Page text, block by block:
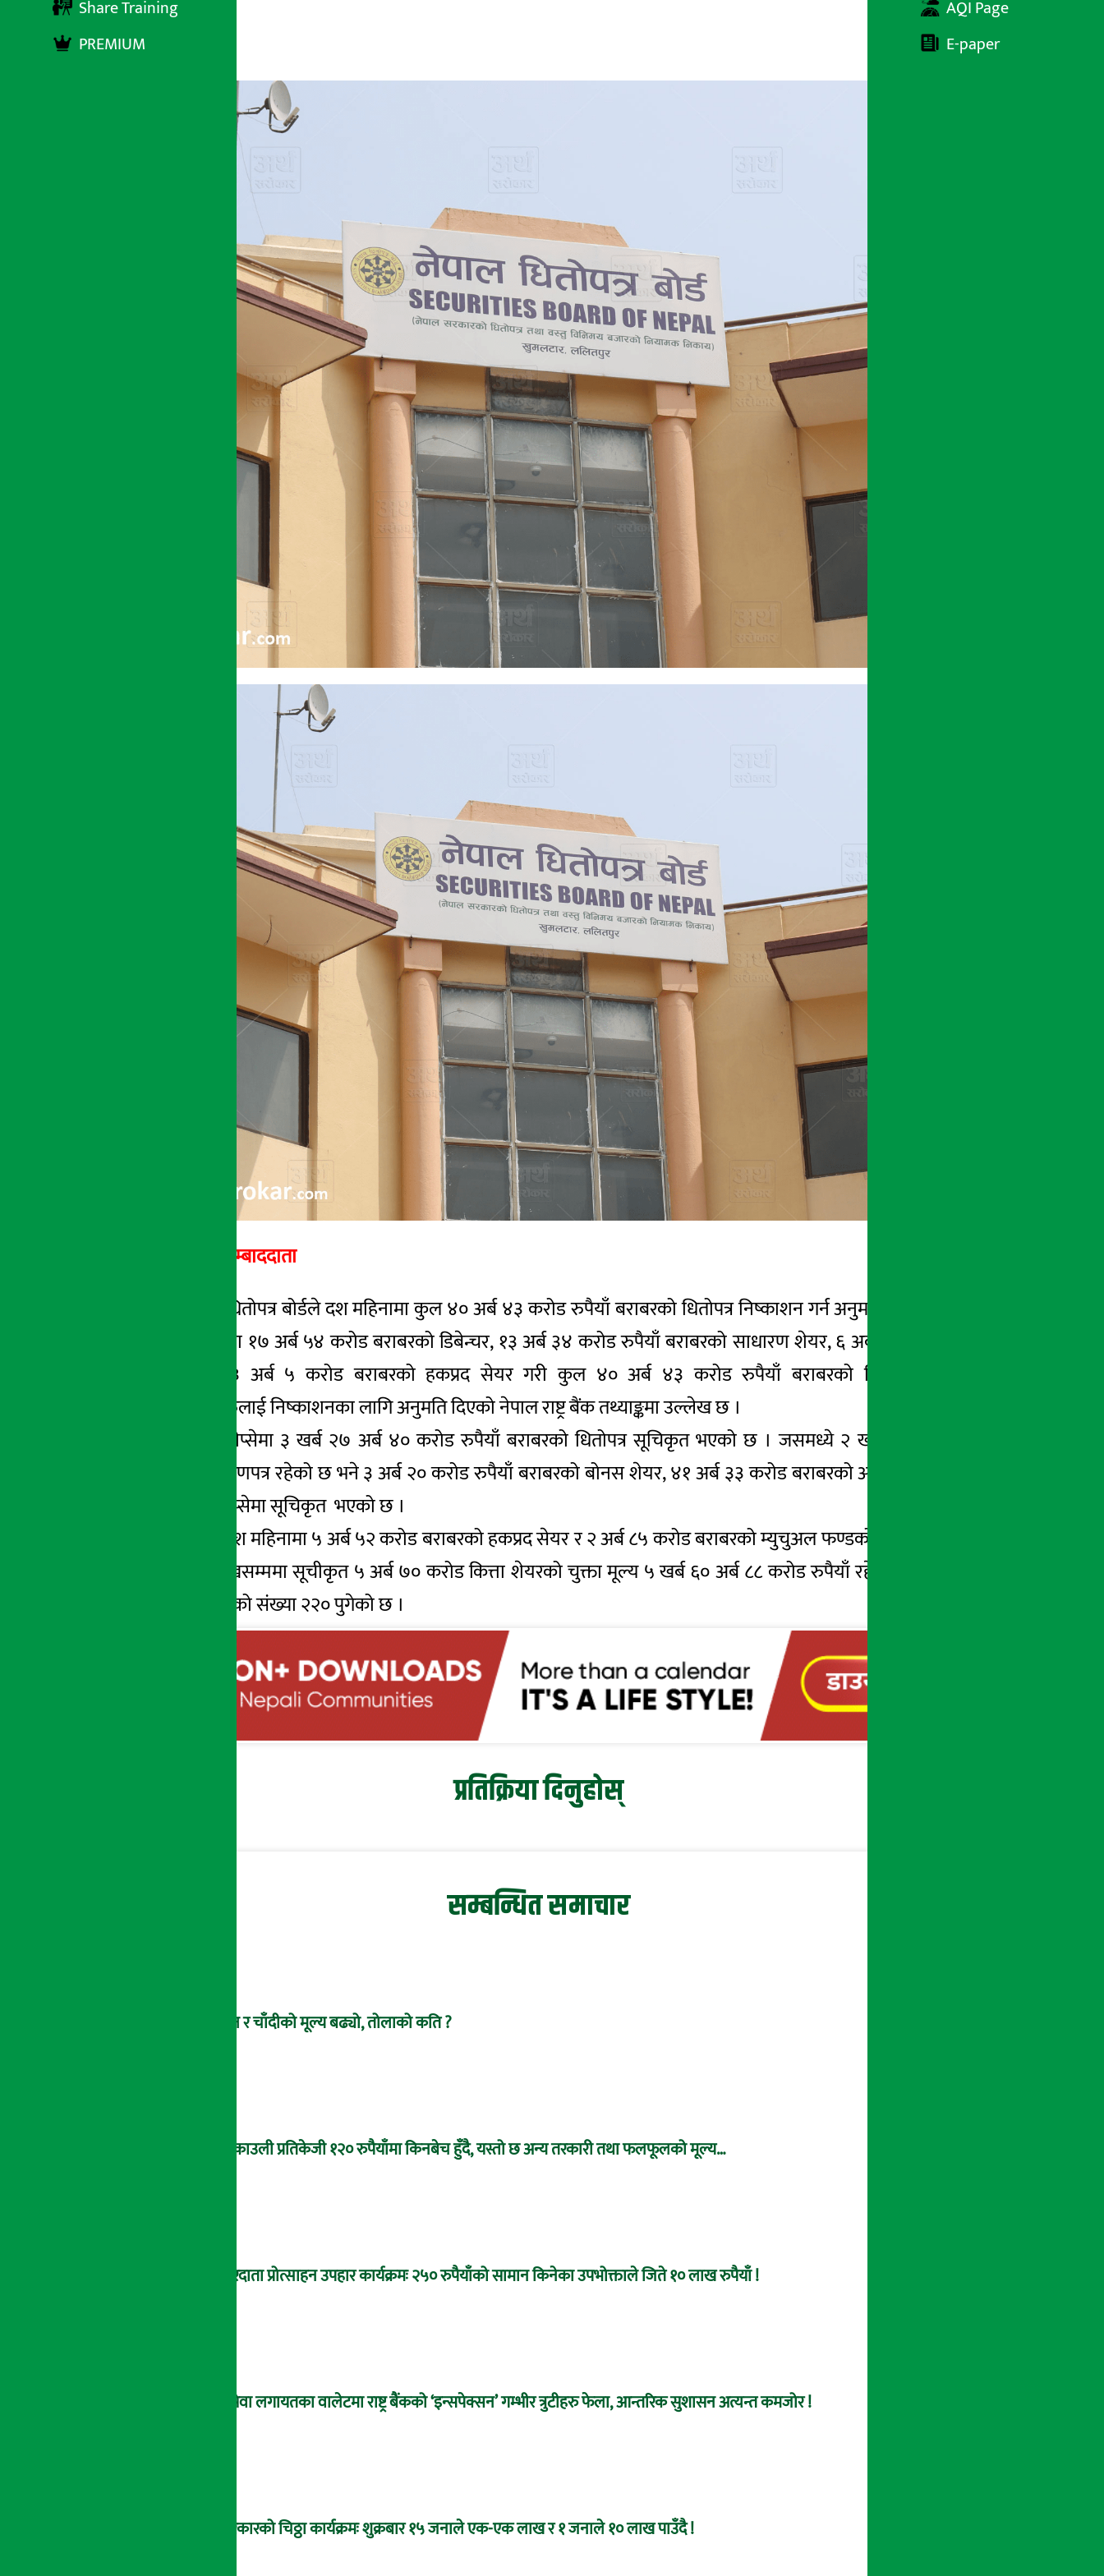
Share Training
PREMIUM
AQI Page
E-paper
अर्थ सरोकार १ असार २०७८, मंगलबार ११:३५
अर्थ सरोकार सम्बाददाता
काठमाडौँ । नेपाल धितोपत्र बोर्डले दश महिनामा कुल ४० अर्ब ४३ करोड रुपैयाँ बराबरको धितोपत्र निष्काशन गर्न अनुमति दिएको छ । बोर्डले २०७८
वैशाख मसान्तसम्ममा १७ अर्ब ५४ करोड बराबरको डिबेन्चर, १३ अर्ब ३४ करोड रुपैयाँ बराबरको साधारण शेयर, ६ अर्ब ५० करोड रुपैयाँ बराबरको
म्युचुअल फण्ड र ३ अर्ब ५ करोड बराबरको हकप्रद सेयर गरी कुल ४० अर्ब ४३ करोड रुपैयाँ बराबरको धितोपत्र निष्काशनका लागि
सम्बन्धित कम्पनीहरुलाई निष्काशनका लागि अनुमति दिएको नेपाल राष्ट्र बैंक तथ्याङ्कमा उल्लेख छ ।
यता यस अवधिमा नेप्सेमा ३ खर्ब २७ अर्ब ४० करोड रुपैयाँ बराबरको धितोपत्र सूचिकृत भएको छ । जसमध्ये २ खर्ब १९ अर्ब ९५ करोड रुपैयाँ
बराबरको विकास ऋणपत्र रहेको छ भने ३ अर्ब २० करोड रुपैयाँ बराबरको बोनस शेयर, ४१ अर्ब ३३ करोड बराबरको आईपीओ र १४ अर्ब ५५ करोड
बराबरको डिबेन्चर नेप्सेमा सूचिकृत भएको छ ।
यस्तै चालु आवको दश महिनामा ५ अर्ब ५२ करोड बराबरको हकप्रद सेयर र २ अर्ब ८५ करोड बराबरको म्युचुअल फण्डको इकाई सूचिकृत भएको हो ।
नेप्सेमा २०७८ बैशाखसम्ममा सूचीकृत ५ अर्ब ७० करोड कित्ता शेयरको चुक्ता मूल्य ५ खर्ब ६० अर्ब ८८ करोड रुपैयाँ रहेको छ । वैशाखसम्म नेप्सेमा
सूचिकृत कम्पनीहरूको संख्या २२० पुगेको छ ।
प्रतिक्रिया दिनुहोस्
सम्बन्धित समाचार
सुन र चाँदीको मूल्य बढ्यो, तोलाको कति ?
ब्रोकाउली प्रतिकेजी १२० रुपैयाँमा किनबेच हुँदै, यस्तो छ अन्य तरकारी तथा फलफूलको मूल्य…
करदाता प्रोत्साहन उपहार कार्यक्रमः २५० रुपैयाँको सामान किनेका उपभोक्ताले जिते १० लाख रुपैयाँ !
इसेवा लगायतका वालेटमा राष्ट्र बैंकको ‘इन्सपेक्सन’ गम्भीर त्रुटीहरु फेला, आन्तरिक सुशासन अत्यन्त कमजोर !
सरकारको चिठ्ठा कार्यक्रमः शुक्रबार १५ जनाले एक-एक लाख र १ जनाले १० लाख पाउँदै !